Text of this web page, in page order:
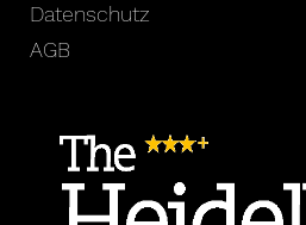
Datenschutz
AGB